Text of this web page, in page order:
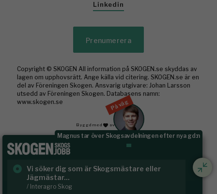
På väg
Magnus tar över Skogsavdelningen efter nya gd:n
Vi söker dig som är Skogsmästare eller
Jägmästar...
/ Interagro Skog
Linkedin
Prenumerera
Copyright © SKOGEN All information på SKOGEN.se skyddas av
lagen om upphovsrätt. Ange källa vid citering. SKOGEN.se är en
del av Föreningen Skogen. Ansvarig utgivare: Johan Larsson
utsedd av Föreningen Skogen. Databasens namn:
www.skogen.se
Byggd med av WonderFour